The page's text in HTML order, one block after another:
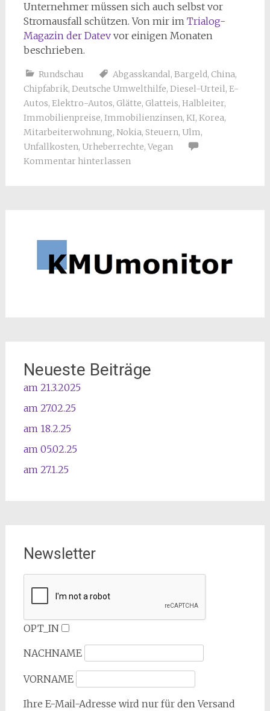
Unternehmer müssen sich auch selbst vor
Stromausfall schützen. Von mir im Trialog-
Magazin der Datevvor einigen Monaten
beschrieben.
Rundschau Abgasskandal, Bargeld, China,
Chipfabrik, Deutsche Umwelthilfe, Diesel-Urteil, E-
Autos, Elektro-Autos, Glätte, Glatteis, Halbleiter,
Immobilienpreise, Immobilienzinsen, KI, Korea,
Mitarbeiterwohnung, Nokia, Steuern, Ulm,
Unfallkosten, Urheberrechte, Vegan
Kommentar hinterlassen
Neueste Beiträge
am 21.3.2025
am 27.02.25
am 18.2.25
am 05.02.25
am 27.1.25
Newsletter
OPT_IN
NACHNAME
VORNAME
Ihre E-Mail-Adresse wird nur für den Versand